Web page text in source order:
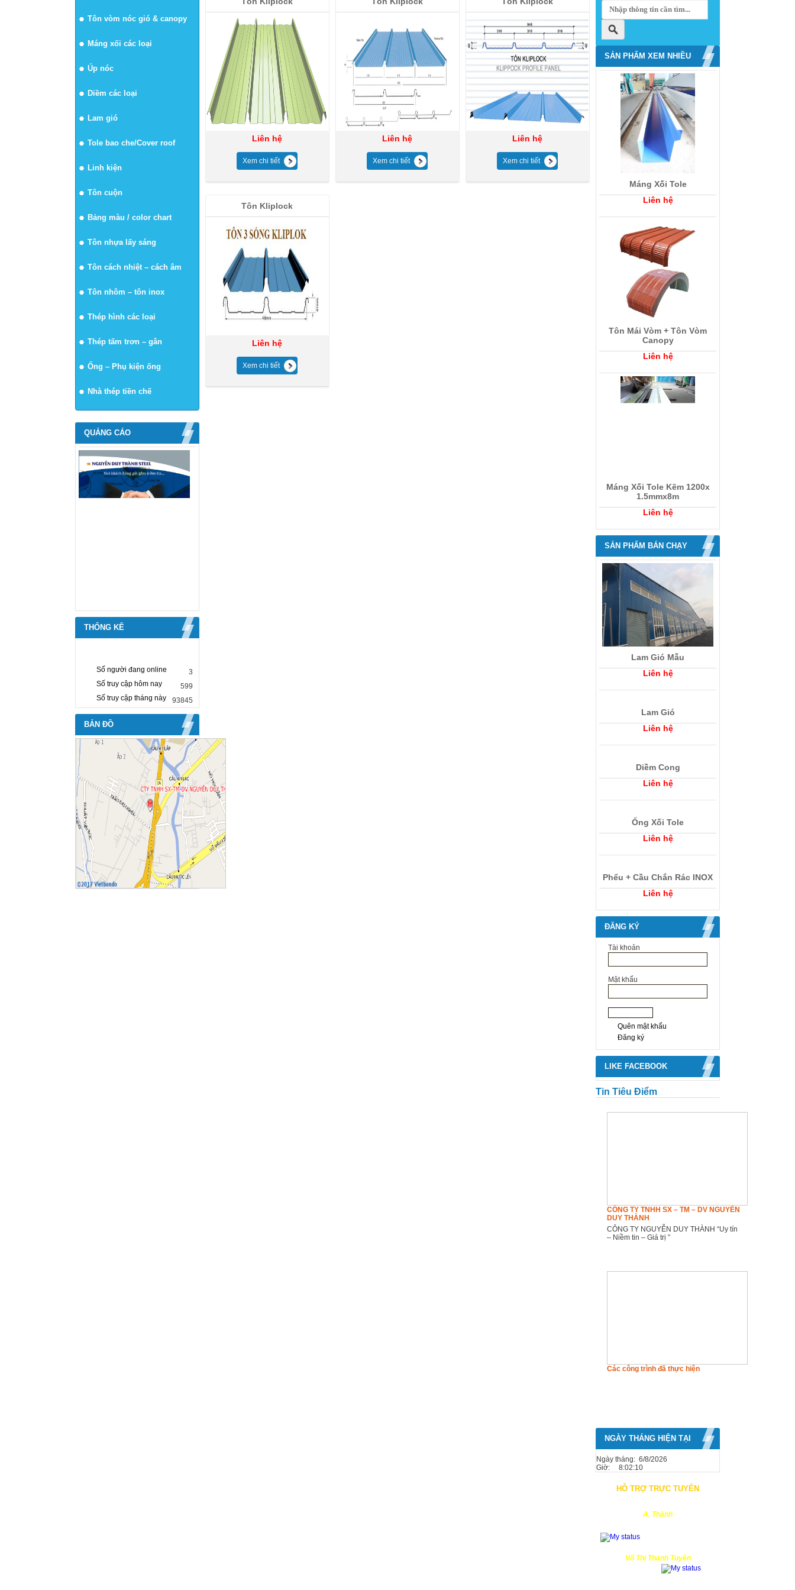
Tôn vòm nóc gió & canopy
Máng xối các loại
Úp nóc
Diềm các loại
Lam gió
Tole bao che/Cover roof
Linh kiện
Tôn cuộn
Bảng màu / color chart
Tôn nhựa lấy sáng
Tôn cách nhiệt – cách âm
Tôn nhôm – tôn inox
Thép hình các loại
Thép tấm trơn – gân
Ống – Phụ kiện ống
Nhà thép tiền chế
QUẢNG CÁO
THỐNG KÊ
Số người đang online
3
Số truy cập hôm nay
599
Số truy cập tháng này
93845
BẢN ĐỒ
Liên hệ
Xem chi tiết
Liên hệ
Xem chi tiết
Liên hệ
Xem chi tiết
Tôn Kliplock
Liên hệ
Xem chi tiết
SẢN PHẨM XEM NHIỀU
Máng Xối Tole
Liên hệ
Tôn Mái Vòm + Tôn Vòm
Canopy
Liên hệ
Máng Xối Tole Kẽm 1200x
1.5mmx8m
Liên hệ
SẢN PHẨM BÁN CHẠY
Lam Gió Mẫu
Liên hệ
Lam Gió
Liên hệ
Diềm Cong
Liên hệ
Ống Xối Tole
Liên hệ
Phểu + Cầu Chắn Rác INOX
Liên hệ
Tài khoản
Mật khẩu
Đăng ký
Các công trình đã thực hiện
NGÀY THÁNG HIỆN TẠI
Ngày tháng: 6/8/2026
Giờ:
HỖ TRỢ TRỰC TUYẾN